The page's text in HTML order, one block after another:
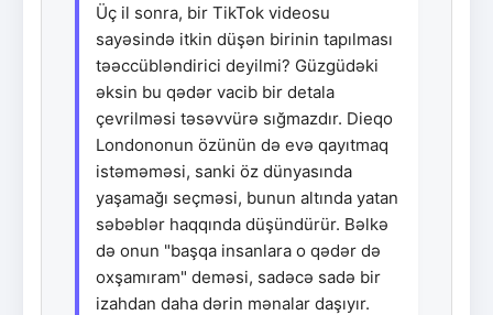
Üç il sonra, bir TikTok videosu
sayəsində itkin düşən birinin tapılması
təəccübləndirici deyilmi? Güzgüdəki
əksin bu qədər vacib bir detala
çevrilməsi təsəvvürə sığmazdır. Dieqo
Londononun özünün də evə qayıtmaq
istəməməsi, sanki öz dünyasında
yaşamağı seçməsi, bunun altında yatan
səbəblər haqqında düşündürür. Bəlkə
də onun "başqa insanlara o qədər də
oxşamıram" deməsi, sadəcə sadə bir
izahdan daha dərin mənalar daşıyır.